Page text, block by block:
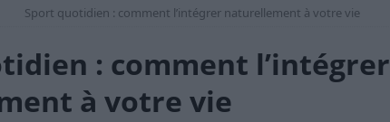
Sport quotidien : comment l’intégrer naturellement à votre vie
: comment l’intégrer
à votre vie